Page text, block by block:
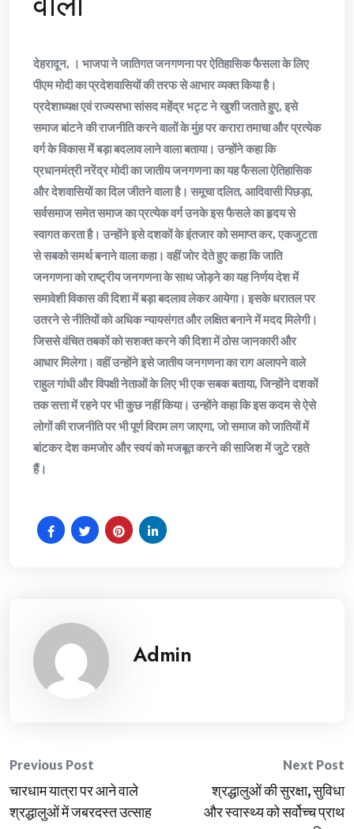
देहरादून, । भाजपा ने जातिगत जनगणना पर ऐतिहासिक फैसला के लिए
पीएम मोदी का प्रदेशवासियों की तरफ से आभार व्यक्त किया है।
प्रदेशाध्यक्ष एवं राज्यसभा सांसद महेंद्र भट्ट ने खुशी जताते हुए, इसे
समाज बांटने की राजनीति करने वालों के मुंह पर करारा तमाचा और प्रत्येक
वर्ग के विकास में बड़ा बदलाव लाने वाला बताया। उन्होंने कहा कि
प्रधानमंत्री नरेंद्र मोदी का जातीय जनगणना का यह फैसला ऐतिहासिक
और देशवासियों का दिल जीतने वाला है। समूचा दलित, आदिवासी पिछड़ा,
सर्वसमाज समेत समाज का प्रत्येक वर्ग उनके इस फैसले का हृदय से
स्वागत करता है। उन्होंने इसे दशकों के इंतजार को समाप्त कर, एकजुटता
से सबको समर्थ बनाने वाला कहा। वहीं जोर देते हुए कहा कि जाति
जनगणना को राष्ट्रीय जनगणना के साथ जोड़ने का यह निर्णय देश में
समावेशी विकास की दिशा में बड़ा बदलाव लेकर आयेगा। इसके धरातल पर
उतरने से नीतियों को अधिक न्यायसंगत और लक्षित बनाने में मदद मिलेगी।
जिससे वंचित तबकों को सशक्त करने की दिशा में ठोस जानकारी और
आधार मिलेगा। वहीं उन्होंने इसे जातीय जनगणना का राग अलापने वाले
राहुल गांधी और विपक्षी नेताओं के लिए भी एक सबक बताया, जिन्होंने दशकों
तक सत्ता में रहने पर भी कुछ नहीं किया। उन्होंने कहा कि इस कदम से ऐसे
लोगों की राजनीति पर भी पूर्ण विराम लग जाएगा, जो समाज को जातियों में
बांटकर देश कमजोर और स्वयं को मजबूत करने की साजिश में जुटे रहते
हैं।
Admin
Post
navigation
Previous Post
चारधाम यात्रा पर आने वाले
श्रद्धालुओं में जबरदस्त उत्साह
Next Post
श्रद्धालुओं की सुरक्षा, सुविधा
और स्वास्थ्य को सर्वोच्च प्राथ